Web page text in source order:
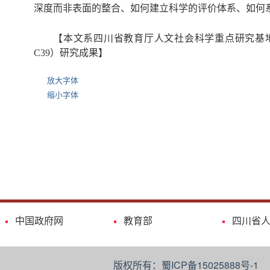
深度而非表面的整合、如何建立科学的评价体系、如
【本文系四川省教育厅人文社会科学重点研究
C39）研究成果】
放大字体
缩小字体
中国政府网 教育部 四川省
版权所有：蜀ICP备15025888号-